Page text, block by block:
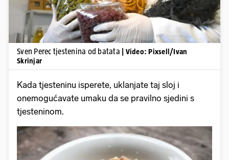
Sven Perec tjestenina od batata
| Video: Pixsell/Ivan
Skrinjar
Kada tjesteninu isperete, uklanjate taj sloj i
onemogućavate umaku da se pravilno sjedini s
tjesteninom.